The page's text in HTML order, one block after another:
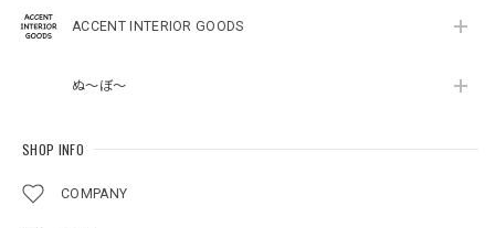
ACCENT INTERIOR GOODS
ぬ～ぼ～
SHOP INFO
COMPANY